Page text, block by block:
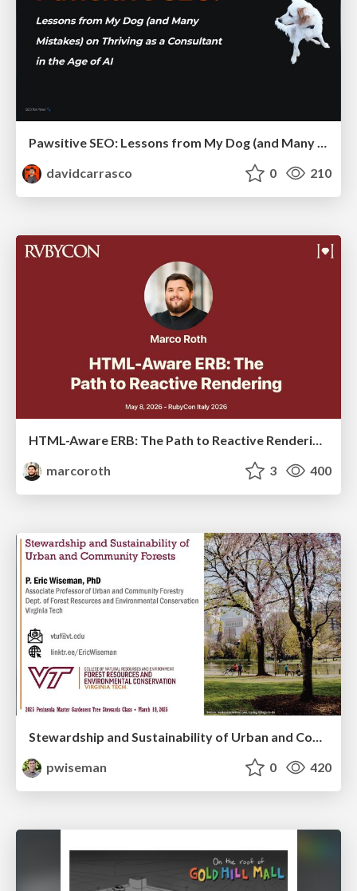
Pawsitive SEO: Lessons from My Dog (and Many Mistakes) on Thriving as a Consultant in the Age of AI
davidcarrasco
0 210
HTML-Aware ERB: The Path to Reactive Rendering @ RubyCon 2026, Rimini, Italy
marcoroth
3 400
Stewardship and Sustainability of Urban and Community Forests
pwiseman
0 420